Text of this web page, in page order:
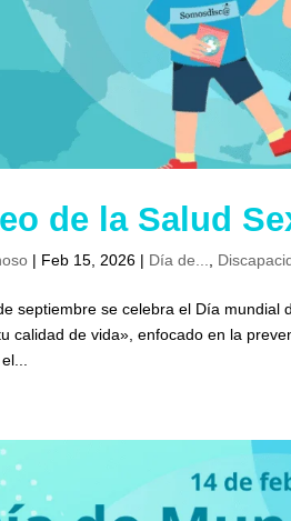
de la Salud
| Feb 15, 2026 | Día de...
septiembre se celebra el Día
calidad de vida», enfocado en la